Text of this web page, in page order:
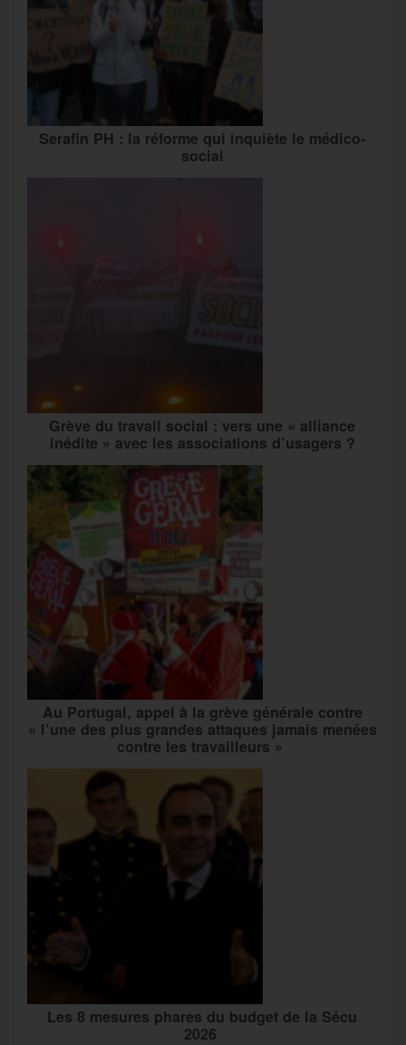
Serafin PH : la réforme qui inquiète le médico-
social
Grève du travail social : vers une « alliance
inédite » avec les associations d’usagers ?
Au Portugal, appel à la grève générale contre
« l’une des plus grandes attaques jamais menées
contre les travailleurs »
Les 8 mesures phares du budget de la Sécu
2026